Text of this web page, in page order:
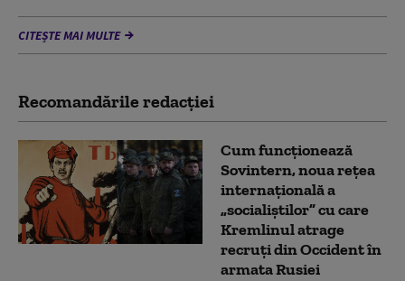
CITEȘTE MAI MULTE
Recomandările redacţiei
Cum funcționează
Sovintern, noua rețea
internațională a
„socialiștilor” cu care
Kremlinul atrage
recruți din Occident în
armata Rusiei